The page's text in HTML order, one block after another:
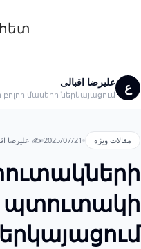
ع علیرضا اقبالی
մասերի ներկայացում
مقالات ویژه 2025/07/21 ✍️ علیرضا
պտուտակի